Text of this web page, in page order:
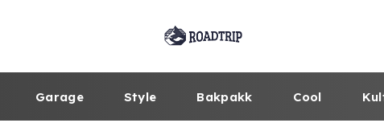
Garage Style Bakpakk Cool